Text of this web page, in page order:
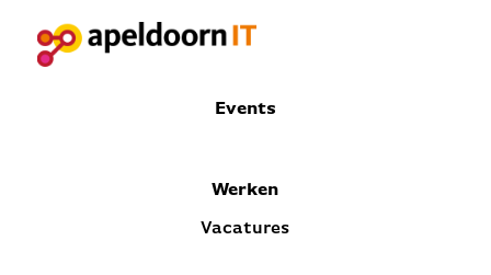
Events
Werken
Vacatures